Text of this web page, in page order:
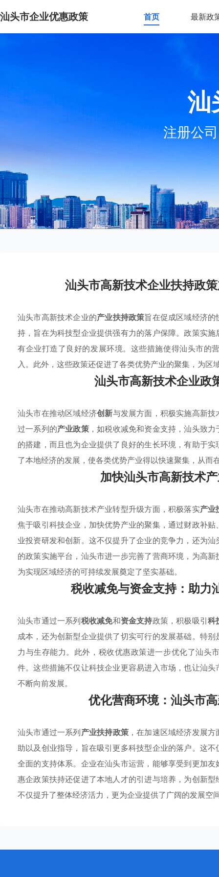
汕头市企业优惠政策 首页 最新政
汕
注册公
汕头市高新技术企业扶持政
汕头市高新技术企业的产业扶持政策旨在促成区域经济的
持，旨在为科技型企业提供强有力的落户保障。政策实
有企业打造了良好的发展环境。这些措施使得汕头市的
入。此外，这些政策还促进了各类优势产业的聚集，为区
汕头市高新技术企业政
汕头市在推动区域经济创新与发展方面，积极实施高新技
过一系列的产业政策，如税收减免和资金支持，汕头致
的搭建，而且也为企业提供了良好的生长环境，有助于
了本地经济的发展，使各类优势产业得以快速聚集，从而
加快汕头市高新技术
汕头市在推动高新技术产业转型升级方面，积极落实产业
焦于吸引科技企业，加快优势产业的聚集，通过财政补
业投资研发和创新。这不仅提升了企业的竞争力，还为
的政策实施平台，汕头市进一步完善了营商环境，为高
为实现区域经济的可持续发展奠定了坚实基础。
税收减免与资金支持：助力
汕头市通过一系列税收减免和资金支持政策，积极吸引科
成本，还为创新型企业提供了切实可行的发展基础。特
力与生存能力。此外，税收优惠政策进一步优化了汕头
件。这些措施不仅让科技企业更容易进入市场，也让汕
不断向前发展。
优化营商环境：汕头市
汕头市通过一系列产业扶持政策，在加速区域经济发展
助以及创业指导，旨在吸引更多科技型企业的落户。这不
全面的支持体系。企业在汕头市运营，能够享受到更加
惠企政策扶持还促进了本地人才的引进与培养，为创新
不仅提升了整体经济活力，更为企业提供了广阔的发展空